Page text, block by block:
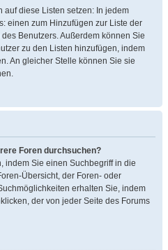
auf diese Listen setzen: In jedem
einen zum Hinzufügen zur Liste der
Benutzers. Außerdem können Sie
zu den Listen hinzufügen, indem
An gleicher Stelle können Sie sie
Foren durchsuchen?
indem Sie einen Suchbegriff in die
Übersicht, der Foren- oder
erhalten Sie, indem
der von jeder Seite des Forums